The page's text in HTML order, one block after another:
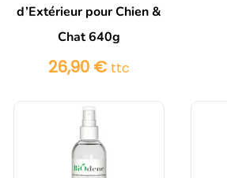
d’Extérieur pour Chien &
Chat 640g
26,90 € ttc